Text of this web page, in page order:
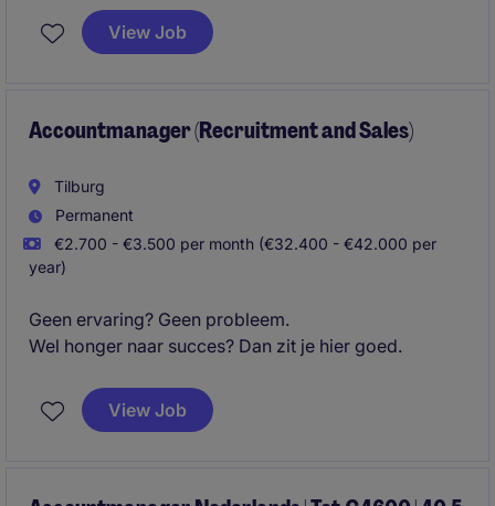
de schakel tussen ambitieuze professionals en
toonaangevende bedrijven. Je gebruikt je
View Job
Accountmanager (Recruitment and Sales)
Tilburg
Permanent
€2.700 - €3.500 per month (€32.400 - €42.000 per
year)
Geen ervaring? Geen probleem.
Wel honger naar succes? Dan zit je hier goed.
View Job